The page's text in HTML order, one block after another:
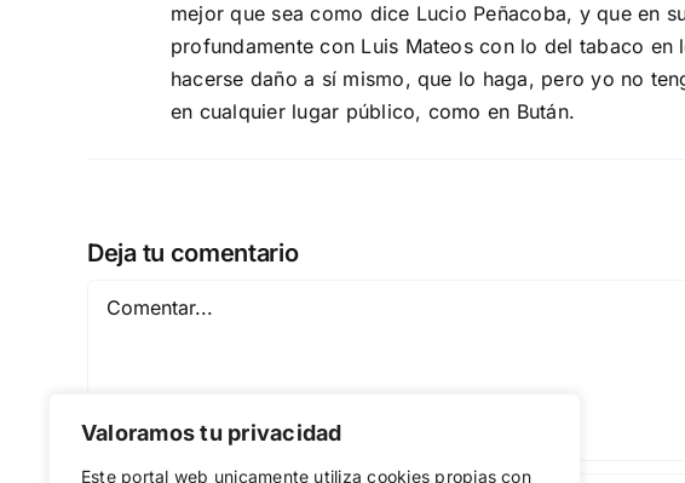
Valoramos tu privacidad
Este portal web unicamente utiliza cookies propias con
mejor que sea como dice Lucio Peñacoba, y que en
profundamente con Luis Mateos con lo del tabaco
hacerse daño a sí mismo, que lo haga, pero yo no
en cualquier lugar público, como en Bután.
Deja tu comentario
Comentar